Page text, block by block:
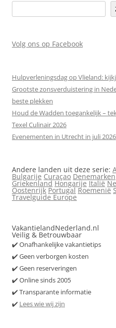
Volg ons op Facebook
Hulpverleningsdag op Vlieland:
Grootste zonsverduistering in
beste plekken
Houd de Wadden toegankelijk –
Texel Culinair 2026
Evenementen in Utrecht in juli 2026
Andere landen uit deze serie:
Bulgarije Curaçao Denemarken
Griekenland Hongarije Italië
Oostenrijk Portugal Roemenië
Travelguide Europe
VakantielandNederland.nl
Veilig & Betrouwbaar
✔️ Onafhankelijke vakantietips
✔️ Geen verborgen kosten
✔️ Geen reserveringen
✔️ Online sinds 2005
✔️ Transparante informatie
✔️ Lees wie wij zijn